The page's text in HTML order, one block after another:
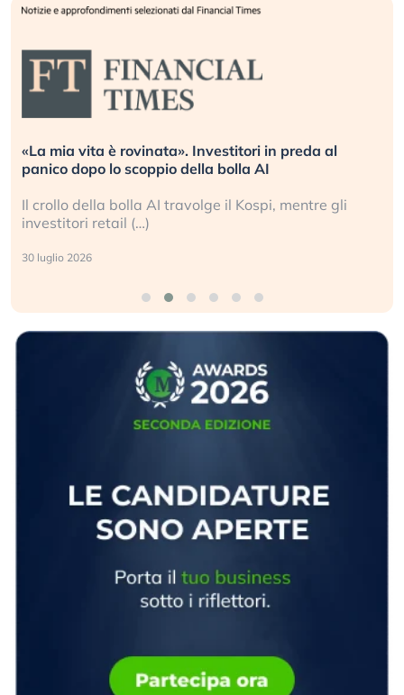
«La mia vita è rovinata». Investitori in preda al
panico dopo lo scoppio della bolla AI
Il crollo della bolla AI travolge il Kospi, mentre gli
investitori retail (…)
30 luglio 2026